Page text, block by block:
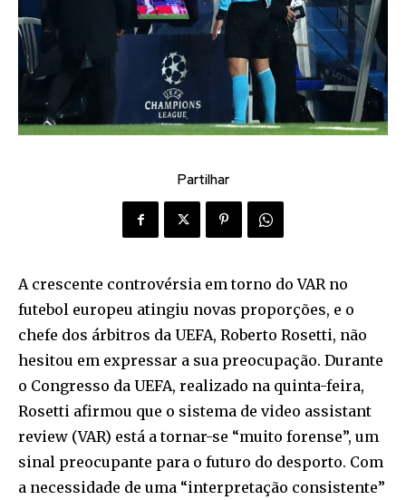
Partilhar
A crescente controvérsia em torno do VAR no
futebol europeu atingiu novas proporções, e o
chefe dos árbitros da UEFA, Roberto Rosetti, não
hesitou em expressar a sua preocupação. Durante
o Congresso da UEFA, realizado na quinta-feira,
Rosetti afirmou que o sistema de video assistant
review (VAR) está a tornar-se “muito forense”, um
sinal preocupante para o futuro do desporto. Com
a necessidade de uma “interpretação consistente”